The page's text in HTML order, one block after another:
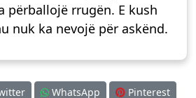
përballojë rrugën. E kush
nuk ka nevojë për askënd.
WhatsApp
Pinterest